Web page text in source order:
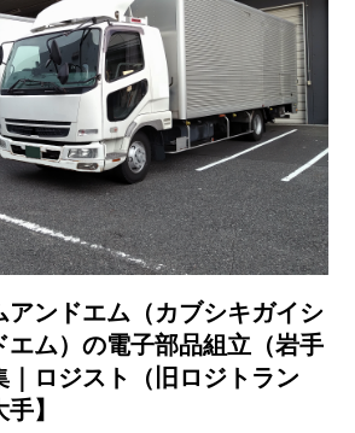
ンドエム（カブシキガイシ
ム）の電子部品組立（岩手
｜ロジスト（旧ロジトラン
】